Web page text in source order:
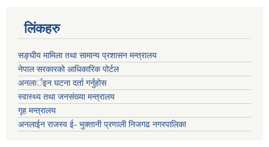
लिंकहरु
सङ्‍घीय मामिला तथा सामान्य प्रशासन मन्त्रालय
नेपाल सरकारको आधिकारिक पोर्टल
अनलार्इन घटना दर्ता गर्नुहोस
स्वास्थ्य तथा जनसंख्या मन्त्रालय
गृह मन्त्रालय
अनलाईन राजस्व ई- भुक्तानी प्रणाली निजगढ नगरपालिका